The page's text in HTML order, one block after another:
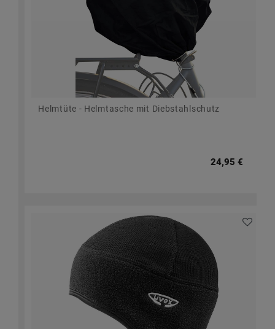
Helmtüte - Helmtasche mit Diebstahlschutz
24,95 €